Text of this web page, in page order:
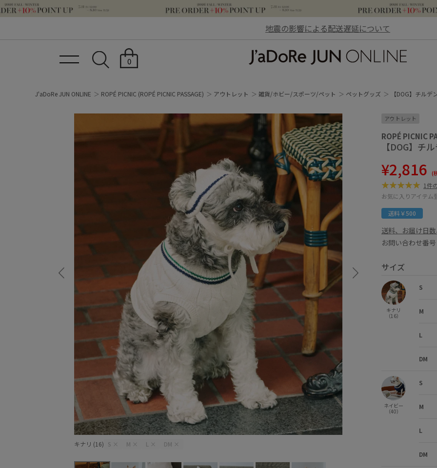
地震の影響による配送遅延について
0
J'aDoRe JUN ONLINE ROPÉ PICNIC (ROPÉ PICNIC PASSAGE) アウトレット 雑貨/ホビー/スポーツ/ペット ペットグッズ 【DOG】チル
キナリ (16) S × M × L × DM ×
アウトレット
ROPÉ PICNIC
【DOG】チ
¥2,816 (
1件
お気に入りアイテム
送料￥500
送料、お届け日
お問い合わせ番
サイズ
キナリ
（16）
S
M
L
DM
ネイビー
（40）
S
M
L
DM